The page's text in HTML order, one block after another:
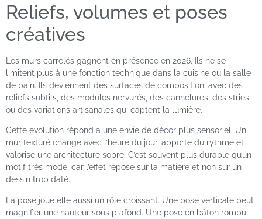
Reliefs, volumes et poses
créatives
Les murs carrelés gagnent en présence en 2026. Ils ne se
limitent plus à une fonction technique dans la cuisine ou la salle
de bain. Ils deviennent des surfaces de composition, avec des
reliefs subtils, des modules nervurés, des cannelures, des stries
ou des variations artisanales qui captent la lumière.
Cette évolution répond à une envie de décor plus sensoriel. Un
mur texturé change avec l’heure du jour, apporte du rythme et
valorise une architecture sobre. C’est souvent plus durable qu’un
motif très mode, car l’effet repose sur la matière et non sur un
dessin trop daté.
La pose joue elle aussi un rôle croissant. Une pose verticale peut
magnifier une hauteur sous plafond. Une pose en bâton rompu